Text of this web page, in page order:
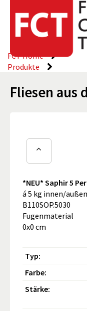
FCT Home
Produkte
Fliesen aus
*NEU* Saphir 5
á 5 kg innen/
B110SOP.5030
Fugenmaterial
0x0 cm
Typ:
Farbe:
Stärke: